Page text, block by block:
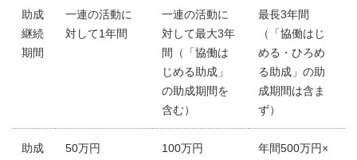
助成
継続
期間
一連の活動に
対して1年間
一連の活動に
対して最大3年
間（「協働は
じめる助成」
の助成期間を
含む）
最長3年間
（「協働はじ
める・ひろめ
る助成」の助
成期間は含ま
ず）
助成
50万円 100万円
年間500万円×